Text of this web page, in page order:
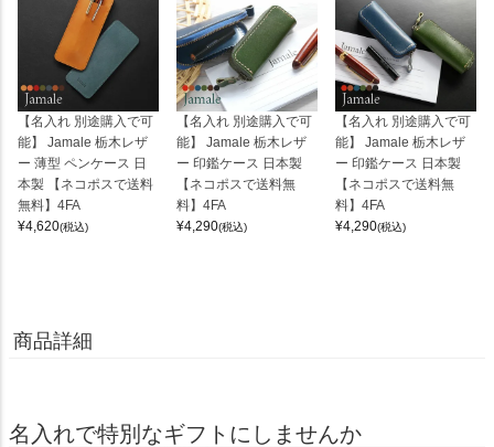
【名入れ 別途購入で可
能】 Jamale 栃木レザ
ー 薄型 ペンケース 日
本製 【ネコポスで送料
無料】4FA
¥4,620(税込)
【名入れ 別途購入で可
能】 Jamale 栃木レザ
ー 印鑑ケース 日本製
【ネコポスで送料無
料】4FA
¥4,290(税込)
【名入れ 別途購入で可
能】 Jamale 栃木レザ
ー 印鑑ケース 日本製
【ネコポスで送料無
料】4FA
¥4,290(税込)
商品詳細
名入れで特別なギフトにしませんか